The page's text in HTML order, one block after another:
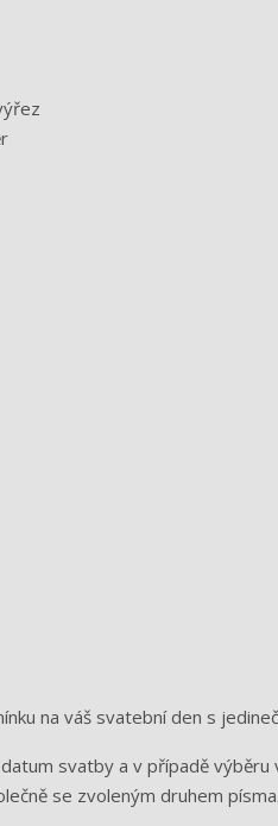
na váš svatební den s
svatby a v případě výběru
se zvoleným druhem písma.